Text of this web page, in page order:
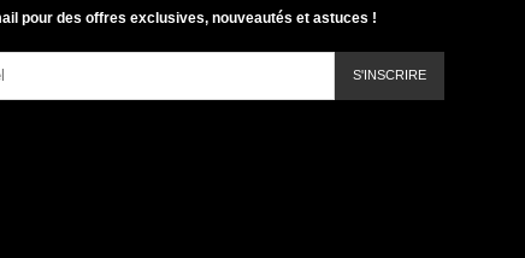
pour des offres exclusives, nouveautés et astuces !
S'INSCRIRE